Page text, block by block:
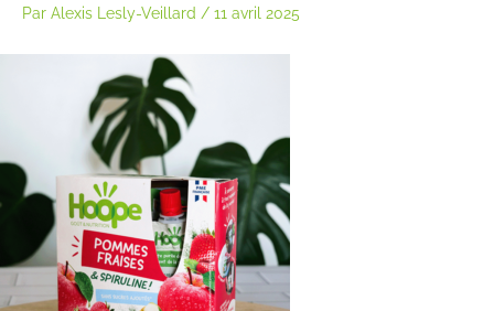
Par Alexis Lesly-Veillard / 11 avril 2025